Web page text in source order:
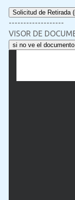
Solicitud de Retirada
-------------------
VISOR DE
si no ve el